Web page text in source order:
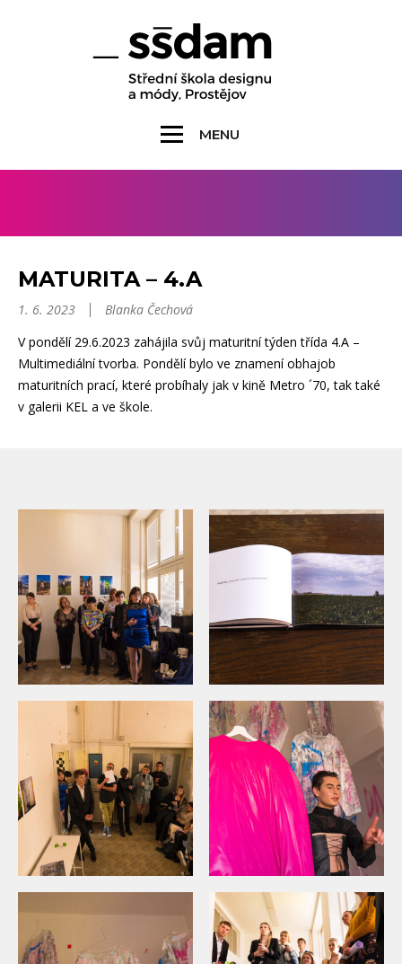
MENU
MATURITA – 4.A
1. 6. 2023
Blanka Čechová
V pondělí 29.6.2023 zahájila svůj maturitní týden třída 4.A –
Multimediální tvorba. Pondělí bylo ve znamení obhajob
maturitních prací, které probíhaly jak v kině Metro ´70, tak také
v galerii KEL a ve škole.